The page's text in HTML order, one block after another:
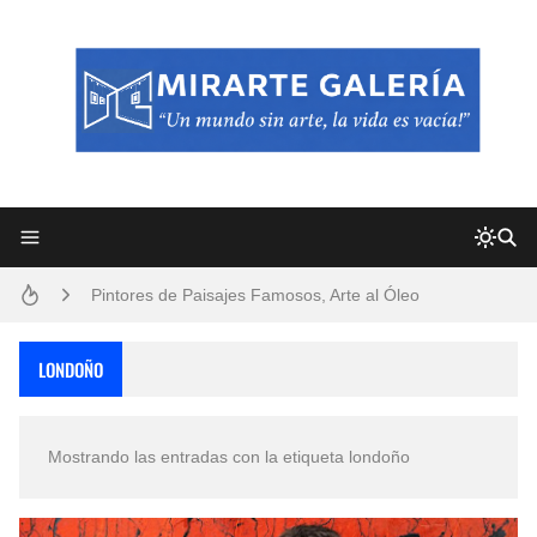
Pintores de Paisajes Famosos, Arte al Óleo
San Valentín Dibujos a Lápiz del 14 de Febrero
LONDOÑO
Mostrando las entradas con la etiqueta londoño